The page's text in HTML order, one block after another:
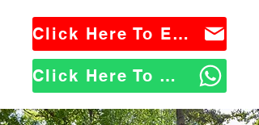
Click Here To Email Us
Click Here To WhatsApp Us